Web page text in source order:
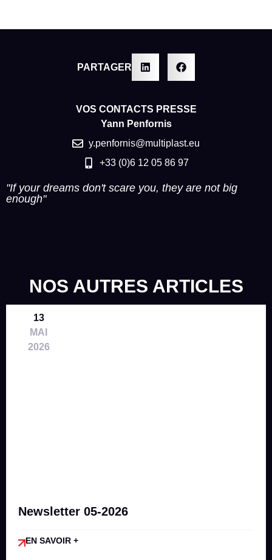
PARTAGER
VOS CONTACTS PRESSE
Yann Penfornis
y.penfornis@multiplast.eu
+33 (0)6 12 05 86 97
"If your dreams don't scare you, they are not big
enough"
NOS AUTRES ARTICLES
13
MAI
2026
Newsletter 05-2026
EN SAVOIR +